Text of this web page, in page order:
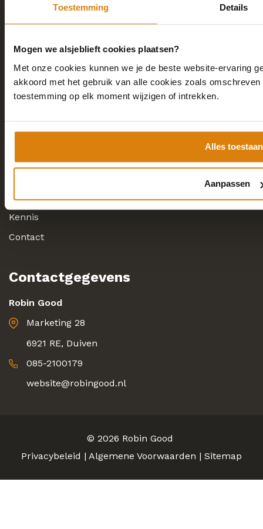
Toestemming Details
Mogen we alsjeblieft cookies plaatsen?
Met onze cookies kunnen we je de beste website-ervaring
akkoord met het gebruik van alle cookies zoals
toestemming op elk moment wijzigen of intrekken.
Alles toestaan
Aanpassen
Sustainability with a smile
Over
Kennis
Contact
Contactgegevens
Robin Good
Marketing 28
6921 RE, Duiven
085-2100179
website@robingood.nl
© 2026 Robin Good
Privacybeleid | Algemene Voorwaarden | Sitemap